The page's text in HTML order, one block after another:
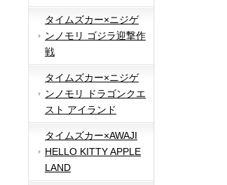
タイムズカー×ニジゲ
ンノモリ ゴジラ迎撃作
戦
タイムズカー×ニジゲ
ンノモリ ドラゴンクエ
スト アイランド
タイムズカー×AWAJI
HELLO KITTY APPLE
LAND